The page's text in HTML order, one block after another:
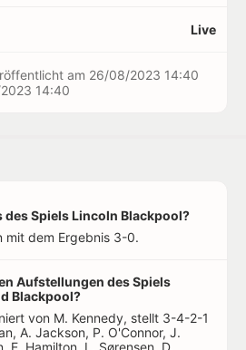
Live
am 26/08/2023 14:40
14:40
des Spiels Lincoln Blackpool?
mit dem Ergebnis 3-0.
Aufstellungen des Spiels
Blackpool?
von M. Kennedy, stellt 3-4-2-1
A. Jackson, P. O'Connor, J.
E. Hamilton, L. Sørensen, D.